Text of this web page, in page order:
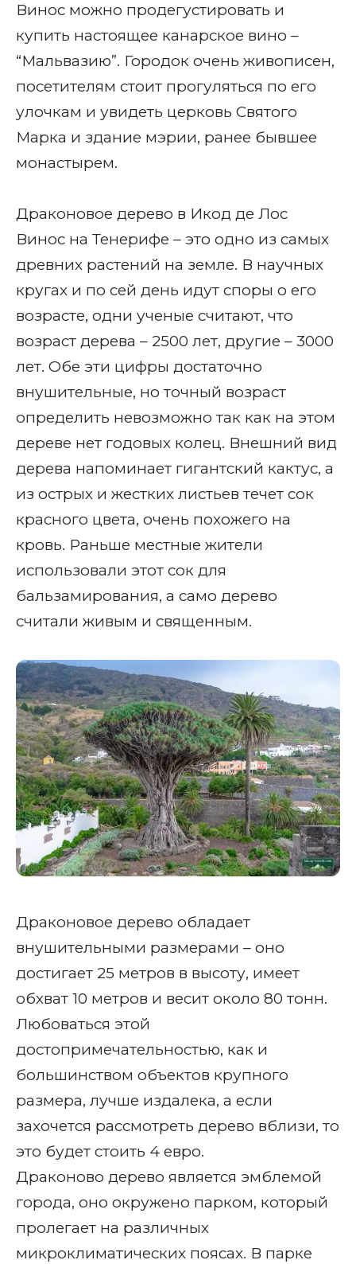
Винос можно продегустировать и
купить настоящее канарское вино –
“Мальвазию”. Городок очень живописен,
посетителям стоит прогуляться по его
улочкам и увидеть церковь Святого
Марка и здание мэрии, ранее бывшее
монастырем.
Драконовое дерево в Икод де Лос
Винос на Тенерифе – это одно из самых
древних растений на земле. В научных
кругах и по сей день идут споры о его
возрасте, одни ученые считают, что
возраст дерева – 2500 лет, другие – 3000
лет. Обе эти цифры достаточно
внушительные, но точный возраст
определить невозможно так как на этом
дереве нет годовых колец. Внешний вид
дерева напоминает гигантский кактус, а
из острых и жестких листьев течет сок
красного цвета, очень похожего на
кровь. Раньше местные жители
использовали этот сок для
бальзамирования, а само дерево
считали живым и священным.
Драконовое дерево обладает
внушительными размерами – оно
достигает 25 метров в высоту, имеет
обхват 10 метров и весит около 80 тонн.
Любоваться этой
достопримечательностью, как и
большинством объектов крупного
размера, лучше издалека, а если
захочется рассмотреть дерево вблизи, то
это будет стоить 4 евро.
Драконово дерево является эмблемой
города, оно окружено парком, который
пролегает на различных
микроклиматических поясах. В парке